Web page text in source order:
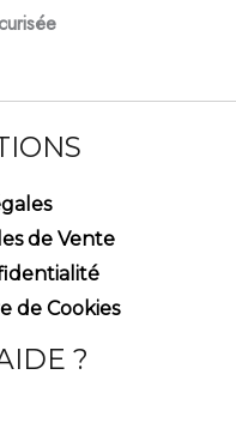
de Vente
de Cookies
?